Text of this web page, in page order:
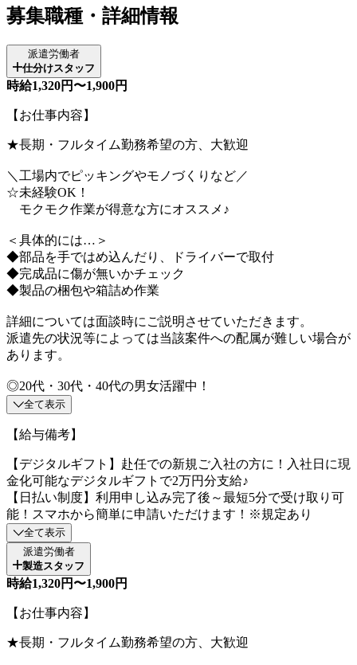
募集職種・詳細情報
派遣労働者
仕分けスタッフ
時給1,320円〜1,900円
【お仕事内容】
★長期・フルタイム勤務希望の方、大歓迎
＼工場内でピッキングやモノづくりなど／
☆未経験OK！
モクモク作業が得意な方にオススメ♪
＜具体的には…＞
◆部品を手ではめ込んだり、ドライバーで取付
◆完成品に傷が無いかチェック
◆製品の梱包や箱詰め作業
詳細については面談時にご説明させていただきます。
派遣先の状況等によっては当該案件への配属が難しい場合が
あります。
◎20代・30代・40代の男女活躍中！
全て表示
【給与備考】
【デジタルギフト】赴任での新規ご入社の方に！入社日に現
金化可能なデジタルギフトで2万円分支給♪
【日払い制度】利用申し込み完了後～最短5分で受け取り可
能！スマホから簡単に申請いただけます！※規定あり
全て表示
派遣労働者
製造スタッフ
時給1,320円〜1,900円
【お仕事内容】
★長期・フルタイム勤務希望の方、大歓迎